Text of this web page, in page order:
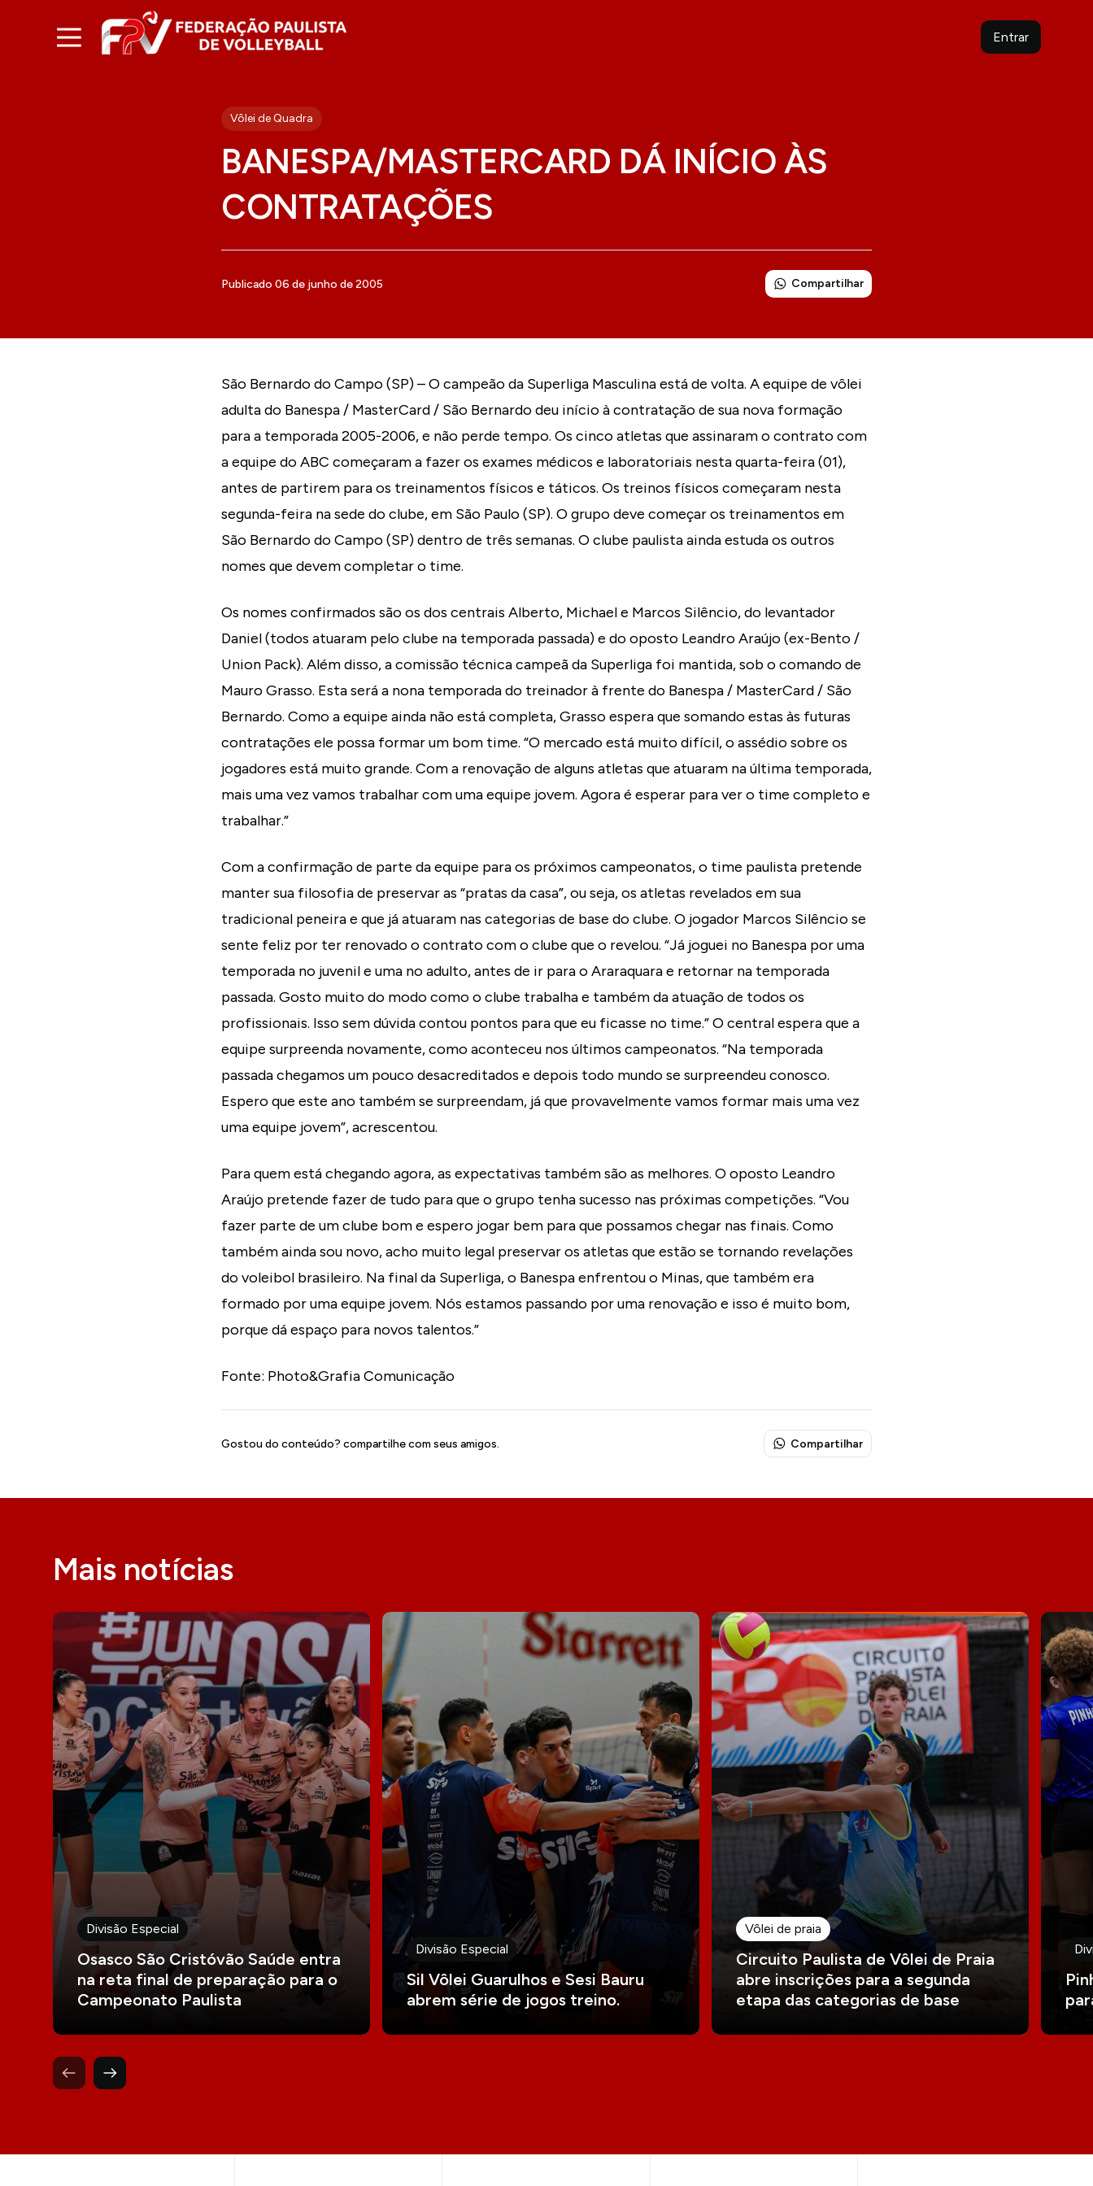
Entrar
Vôlei de Quadra
BANESPA/MASTERCARD DÁ INÍCIO ÀS
CONTRATAÇÕES
Publicado 06 de junho de 2005 Compartilhar
São Bernardo do Campo (SP) – O campeão da Superliga Masculina está de volta. A equipe de vôlei
adulta do Banespa / MasterCard / São Bernardo deu início à contratação de sua nova formação
para a temporada 2005-2006, e não perde tempo. Os cinco atletas que assinaram o contrato com
a equipe do ABC começaram a fazer os exames médicos e laboratoriais nesta quarta-feira (01),
antes de partirem para os treinamentos físicos e táticos. Os treinos físicos começaram nesta
segunda-feira na sede do clube, em São Paulo (SP). O grupo deve começar os treinamentos em
São Bernardo do Campo (SP) dentro de três semanas. O clube paulista ainda estuda os outros
nomes que devem completar o time.
Os nomes confirmados são os dos centrais Alberto, Michael e Marcos Silêncio, do levantador
Daniel (todos atuaram pelo clube na temporada passada) e do oposto Leandro Araújo (ex-Bento /
Union Pack). Além disso, a comissão técnica campeã da Superliga foi mantida, sob o comando de
Mauro Grasso. Esta será a nona temporada do treinador à frente do Banespa / MasterCard / São
Bernardo. Como a equipe ainda não está completa, Grasso espera que somando estas às futuras
contratações ele possa formar um bom time. “O mercado está muito difícil, o assédio sobre os
jogadores está muito grande. Com a renovação de alguns atletas que atuaram na última temporada,
mais uma vez vamos trabalhar com uma equipe jovem. Agora é esperar para ver o time completo e
trabalhar.”
Com a confirmação de parte da equipe para os próximos campeonatos, o time paulista pretende
manter sua filosofia de preservar as “pratas da casa”, ou seja, os atletas revelados em sua
tradicional peneira e que já atuaram nas categorias de base do clube. O jogador Marcos Silêncio se
sente feliz por ter renovado o contrato com o clube que o revelou. “Já joguei no Banespa por uma
temporada no juvenil e uma no adulto, antes de ir para o Araraquara e retornar na temporada
passada. Gosto muito do modo como o clube trabalha e também da atuação de todos os
profissionais. Isso sem dúvida contou pontos para que eu ficasse no time.” O central espera que a
equipe surpreenda novamente, como aconteceu nos últimos campeonatos. “Na temporada
passada chegamos um pouco desacreditados e depois todo mundo se surpreendeu conosco.
Espero que este ano também se surpreendam, já que provavelmente vamos formar mais uma vez
uma equipe jovem”, acrescentou.
Para quem está chegando agora, as expectativas também são as melhores. O oposto Leandro
Araújo pretende fazer de tudo para que o grupo tenha sucesso nas próximas competições. “Vou
fazer parte de um clube bom e espero jogar bem para que possamos chegar nas finais. Como
também ainda sou novo, acho muito legal preservar os atletas que estão se tornando revelações
do voleibol brasileiro. Na final da Superliga, o Banespa enfrentou o Minas, que também era
formado por uma equipe jovem. Nós estamos passando por uma renovação e isso é muito bom,
porque dá espaço para novos talentos.”
Fonte: Photo&Grafia Comunicação
Gostou do conteúdo? compartilhe com seus amigos. Compartilhar
Mais notícias
Divisão Especial
Osasco São Cristóvão Saúde entra
na reta final de preparação para o
Campeonato Paulista
Divisão Especial
Sil Vôlei Guarulhos e Sesi Bauru
abrem série de jogos treino.
Vôlei de praia
Circuito Paulista de Vôlei de Praia
abre inscrições para a segunda
etapa das categorias de base